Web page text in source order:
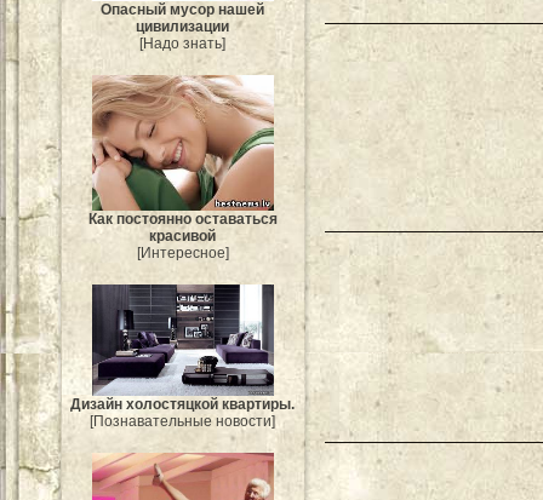
Опасный мусор нашей
цивилизации
[Надо знать]
Как постоянно оставаться
красивой
[Интересное]
Дизайн холостяцкой квартиры.
[Познавательные новости]